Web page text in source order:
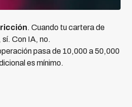
. Cuando tu cartera de
Con IA, no.
pasa de 10,000 a 50,000
es mínimo.